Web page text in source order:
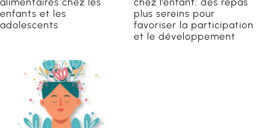
enfants et les
adolescents
plus sereins pour
favoriser la participation
et le développement